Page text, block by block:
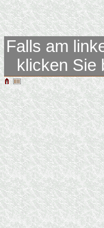
Falls am
klicken Sie